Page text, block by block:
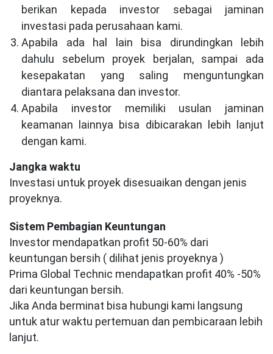
berikan kepada investor sebagai jaminan
investasi pada perusahaan kami.
Apabila ada hal lain bisa dirundingkan lebih
dahulu sebelum proyek berjalan, sampai ada
kesepakatan yang saling menguntungkan
diantara pelaksana dan investor.
Apabila investor memiliki usulan jaminan
keamanan lainnya bisa dibicarakan lebih lanjut
dengan kami.
Jangka waktu
Investasi untuk proyek disesuaikan dengan jenis
proyeknya.
Sistem Pembagian Keuntungan
Investor mendapatkan profit 50-60% dari
keuntungan bersih ( dilihat jenis proyeknya )
Prima Global Technic mendapatkan profit 40% -50%
dari keuntungan bersih.
Jika Anda berminat bisa hubungi kami langsung
untuk atur waktu pertemuan dan pembicaraan lebih
lanjut.